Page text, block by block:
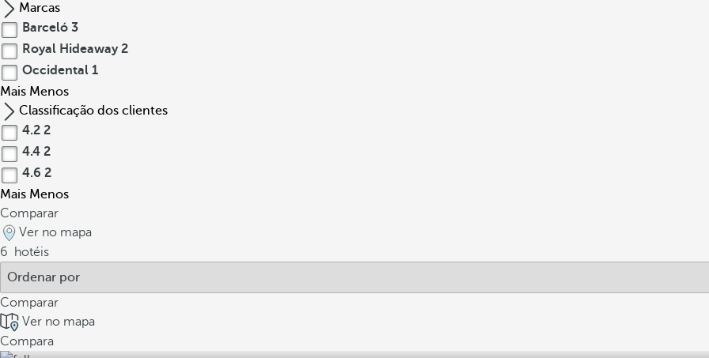
Marcas
Barceló 3
Royal Hideaway 2
Occidental 1
Mais Menos
Classificação dos clientes
4.2 2
4.4 2
4.6 2
Mais Menos
Comparar
Ver no mapa
6
hotéis
Comparar
Ver no mapa
Compara